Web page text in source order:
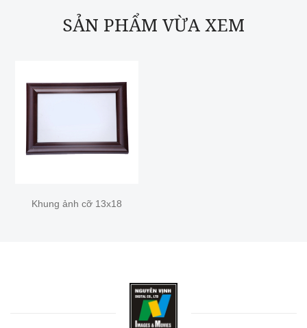
SẢN PHẨM VỪA XEM
Khung ảnh cỡ 13x18